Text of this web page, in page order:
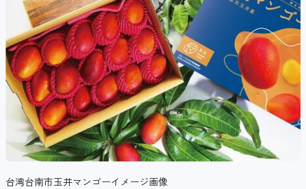
台湾台南市玉井マンゴーイメージ画像